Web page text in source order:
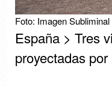
Foto: Imagen Subliminal
España > Tres
proyectadas por